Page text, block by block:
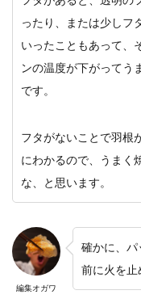
ったり、または少しフ
いったこともあって、
ンの温度が下がってう
です。
フタがないことで羽根
にわかるので、うまく
な、と思います。
編集オガワ
確かに、パ
前に火を止